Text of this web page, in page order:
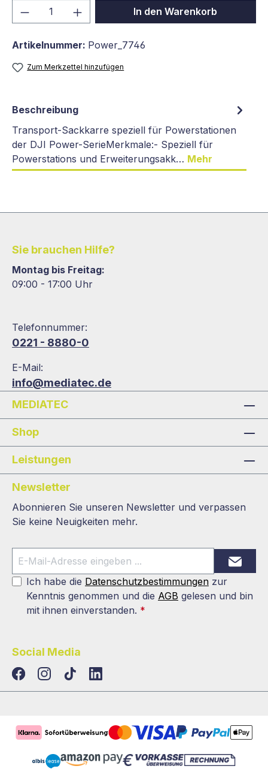
Produkt Anzahl: Gib denIn den Warenkorb
Artikelnummer: Power_7746
Zum Merkzettel hinzufügen
Beschreibung
Transport-Sackkarre speziell für Powerstationen
der DJI Power-SerieMerkmale:- Speziell für
Powerstations und Erweiterungsakk… Mehr
Sie brauchen Hilfe?
Montag bis Freitag:
09:00 - 17:00 Uhr
Telefonnummer:
0221 - 8880-0
E-Mail:
info@mediatec.de
MEDIATEC
Shop
Leistungen
Newsletter
Abonnieren Sie unseren Newsletter und verpassen
Sie keine Neuigkeiten mehr.
Ich habe die Datenschutzbestimmungen zur
Kenntnis genommen und die AGB gelesen und bin
mit ihnen einverstanden. *
Social Media
TikTokLinkedIn